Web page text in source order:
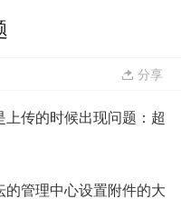
分享
传的时候出现问题：超
管理中心设置附件的大